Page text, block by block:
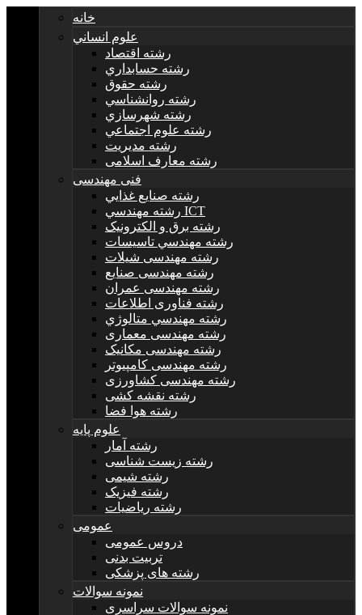
خانه
علوم انساني
رشته اقتصاد
رشته حسابداري
رشته حقوق
رشته روانشناسي
رشته شهرسازي
رشته علوم اجتماعي
رشته مديريت
رشته معارف اسلامی
فنی مهندسی
رشته صنايع غذايي
رشته مهندسي ICT
رشته برق و الکترونيک
رشته مهندسي تاسيسات
رشته مهندسی شیلات
رشته مهندسی صنایع
رشته مهندسی عمران
رشته فناوری اطلاعات
رشته مهندسي متالوژي
رشته مهندسی معماری
رشته مهندسی مکانیک
رشته مهندسی کامپیوتر
رشته مهندسی کشاورزی
رشته نقشه کشی
رشته هوا فضا
علوم پایه
رشته آمار
رشته زیست شناسی
رشته شیمی
رشته فیزیک
رشته ریاضیات
عمومی
دروس عمومی
تربیت بدنی
رشته های پزشکی
نمونه سوالات
نمونه سوالات سراسری